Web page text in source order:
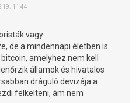
19. 11:44
vagy
de a mindennapi életben is
amelyhez nem kell
államok és hivatalos
dráguló devizája a
felkelteni, ám nem